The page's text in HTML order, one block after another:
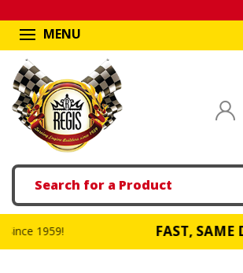
MENU
Search
FAST, SAME DAY